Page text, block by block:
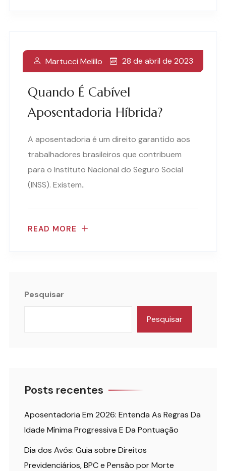
Quando É Cabível
Aposentadoria Híbrida?
Martucci Melillo 28 de abril de 2023
A aposentadoria é um direito garantido aos
trabalhadores brasileiros que contribuem
para o Instituto Nacional do Seguro Social
(INSS). Existem..
READ MORE
Pesquisar
Pesquisar
Posts recentes
Aposentadoria Em 2026: Entenda As Regras Da
Idade Mínima Progressiva E Da Pontuação
Dia dos Avós: Guia sobre Direitos
Previdenciários, BPC e Pensão por Morte